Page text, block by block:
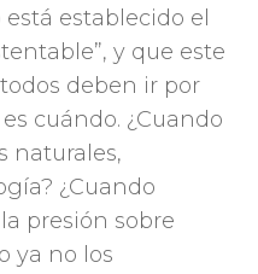
establecido el
y que este
deben ir por
cuándo. ¿Cuando
naturales,
¿Cuando
presión sobre
ya no los